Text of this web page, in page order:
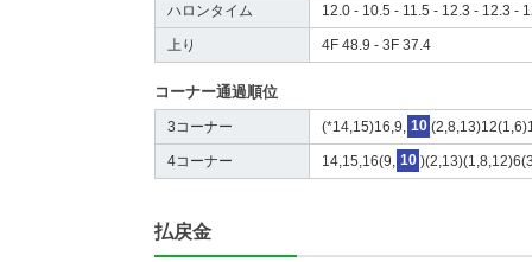
ハロンタイム 12.0 - 10.5 - 11.5 - 12.3 - 12.3 -
上り 4F 48.9 - 3F 37.4
コーナー通過順位
3コーナー (*14,15)16,9, 10
4コーナー 14,15,16(9, 10
払戻金